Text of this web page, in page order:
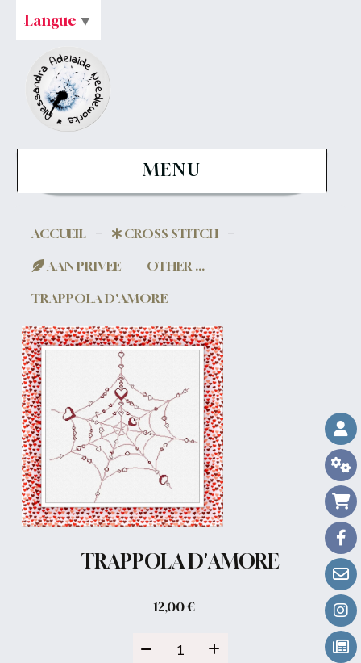
MENU
ACCUEIL
CROSS STITCH
AAN PRIVEE
OTHER ...
TRAPPOLA D'AMORE
TRAPPOLA D'AMORE
12,00€
Langue ▼